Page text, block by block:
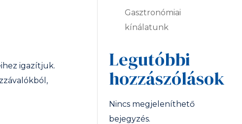
igazítjuk.
Gasztronómiai
kínálatunk
Legutóbbi
hozzászólások
Nincs megjeleníthető
bejegyzés.